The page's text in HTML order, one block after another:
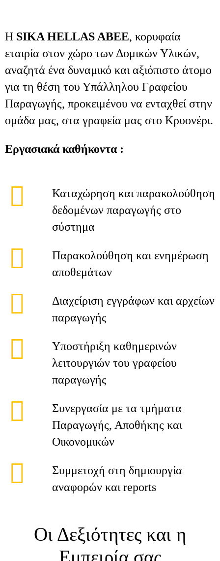
Η SIKA HELLAS ABEE, κορυφαία
εταιρία στον χώρο των Δομικών Υλικών,
αναζητά ένα δυναμικό και αξιόπιστο άτομο
για τη θέση του Υπάλληλου Γραφείου
Παραγωγής, προκειμένου να ενταχθεί στην
ομάδα μας, στα γραφεία μας στο Κρυονέρι.
Εργασιακά καθήκοντα :
Καταχώρηση και παρακολούθηση
δεδομένων παραγωγής στο
σύστημα
Παρακολούθηση και ενημέρωση
αποθεμάτων
Διαχείριση εγγράφων και αρχείων
παραγωγής
Υποστήριξη καθημερινών
λειτουργιών του γραφείου
παραγωγής
Συνεργασία με τα τμήματα
Παραγωγής, Αποθήκης και
Οικονομικών
Συμμετοχή στη δημιουργία
αναφορών και reports
Οι Δεξιότητες και η